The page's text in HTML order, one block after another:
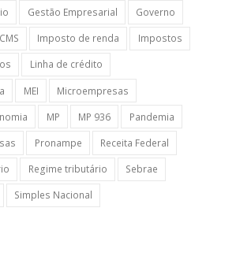
Gestão Empresarial
Governo
Imposto de renda
Impostos
Linha de crédito
MEI
Microempresas
MP MP 936
Pandemia
Pronampe
Receita Federal
Regime tributário
Sebrae
Simples Nacional